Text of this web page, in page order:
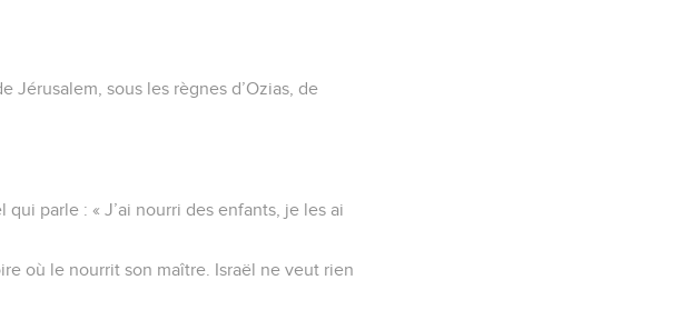
Jérusalem, sous les règnes d’Ozias, de
parle : « J’ai nourri des enfants, je les ai
où le nourrit son maître. Israël ne veut rien